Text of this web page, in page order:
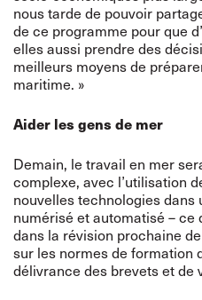
nous tarde de pouvoir
de ce programme pour que
elles aussi prendre des
meilleurs moyens de
maritime. »
Aider les gens de mer
Demain, le travail en mer
complexe, avec l’utilisation
nouvelles technologies dans
numérisé et automatisé – ce
dans la révision prochaine
sur les normes de formation
délivrance des brevets et de